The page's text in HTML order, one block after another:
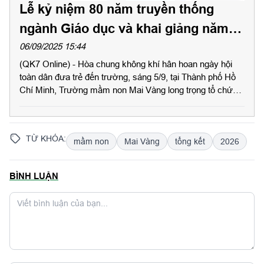
Lễ kỷ niệm 80 năm truyền thống
ngành Giáo dục và khai giảng năm
học mới Trường mầm non Mai Vàng
06/09/2025 15:44
(QK7 Online) - Hòa chung không khí hân hoan ngày hội
toàn dân đưa trẻ đến trường, sáng 5/9, tại Thành phố Hồ
Chí Minh, Trường mầm non Mai Vàng long trọng tổ chức
giảng năm học 2025 – 2026. Đây là lần đầu tiên, tất cả các
một thời điểm trong lễ khai giảng năm học mới.
TỪ KHÓA: mầm non Mai Vàng tổng kết 2026
BÌNH LUẬN